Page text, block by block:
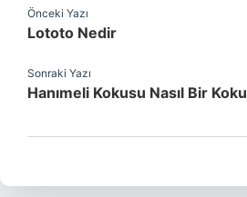
Önceki Yazı
Lototo Nedir
Sonraki Yazı
Hanımeli Kokusu Nasıl Bir Koku